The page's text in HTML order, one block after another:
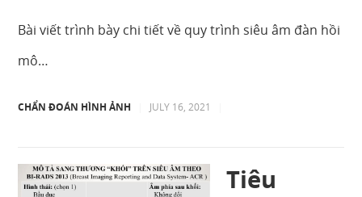
Bài viết trình bày chi tiết về quy trình siêu âm đàn hồi
mô…
CHẨN ĐOÁN HÌNH ẢNH JULY 16, 2021
Tiêu